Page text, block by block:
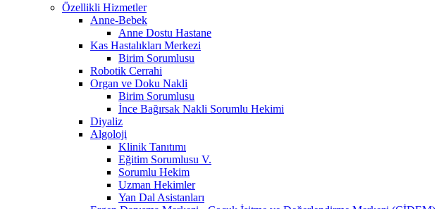
Özellikli Hizmetler
Anne-Bebek
Anne Dostu Hastane
Kas Hastalıkları Merkezi
Birim Sorumlusu
Robotik Cerrahi
Organ ve Doku Nakli
Birim Sorumlusu
İnce Bağırsak Nakli Sorumlu Hekimi
Diyaliz
Algoloji
Klinik Tanıtımı
Eğitim Sorumlusu V.
Sorumlu Hekim
Uzman Hekimler
Yan Dal Asistanları